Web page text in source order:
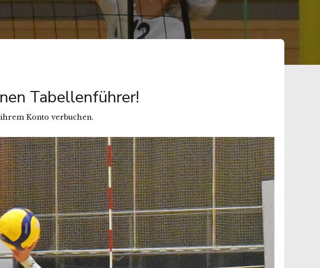
Tabellenführer!
Konto verbuchen.